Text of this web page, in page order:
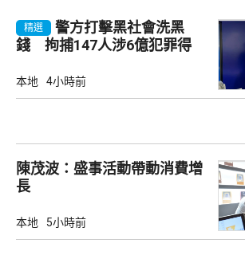
精選
警方打擊黑社會洗黑
錢 拘捕147人涉6億犯罪得
本地 4小時前
陳茂波：盛事活動帶動消費增
長
本地 5小時前